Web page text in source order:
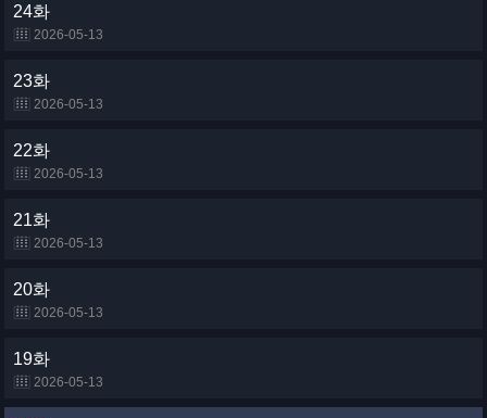
24화
2026-05-13
23화
2026-05-13
22화
2026-05-13
21화
2026-05-13
20화
2026-05-13
19화
2026-05-13